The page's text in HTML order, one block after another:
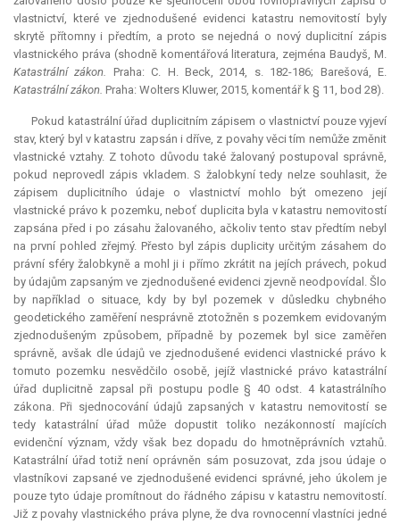
vlastnictví, které ve zjednodušené evidenci katastru nemovitostí byly
skrytě přítomny i předtím, a proto se nejedná o nový duplicitní zápis
vlastnického práva (shodně komentářová literatura, zejména Baudyš, M.
Katastrální zákon. Praha: C. H. Beck, 2014, s. 182-186; Barešová, E.
Katastrální zákon. Praha: Wolters Kluwer, 2015, komentář k § 11, bod 28).
Pokud katastrální úřad duplicitním zápisem o vlastnictví pouze vyjeví
stav, který byl v katastru zapsán i dříve, z povahy věci tím nemůže změnit
vlastnické vztahy. Z tohoto důvodu také žalovaný postupoval správně,
pokud neprovedl zápis vkladem. S žalobkyní tedy nelze souhlasit, že
zápisem duplicitního údaje o vlastnictví mohlo být omezeno její
vlastnické právo k pozemku, neboť duplicita byla v katastru nemovitostí
zapsána před i po zásahu žalovaného, ačkoliv tento stav předtím nebyl
na první pohled zřejmý. Přesto byl zápis duplicity určitým zásahem do
právní sféry žalobkyně a mohl ji i přímo zkrátit na jejích právech, pokud
by údajům zapsaným ve zjednodušené evidenci zjevně neodpovídal. Šlo
by například o situace, kdy by byl pozemek v důsledku chybného
geodetického zaměření nesprávně ztotožněn s pozemkem evidovaným
zjednodušeným způsobem, případně by pozemek byl sice zaměřen
správně, avšak dle údajů ve zjednodušené evidenci vlastnické právo k
tomuto pozemku nesvědčilo osobě, jejíž vlastnické právo katastrální
úřad duplicitně zapsal při postupu podle § 40 odst. 4 katastrálního
zákona. Při sjednocování údajů zapsaných v katastru nemovitostí se
tedy katastrální úřad může dopustit toliko nezákonností majících
evidenční význam, vždy však bez dopadu do hmotněprávních vztahů.
Katastrální úřad totiž není oprávněn sám posuzovat, zda jsou údaje o
vlastníkovi zapsané ve zjednodušené evidenci správné, jeho úkolem je
pouze tyto údaje promítnout do řádného zápisu v katastru nemovitostí.
Již z povahy vlastnického práva plyne, že dva rovnocenní vlastníci jedné